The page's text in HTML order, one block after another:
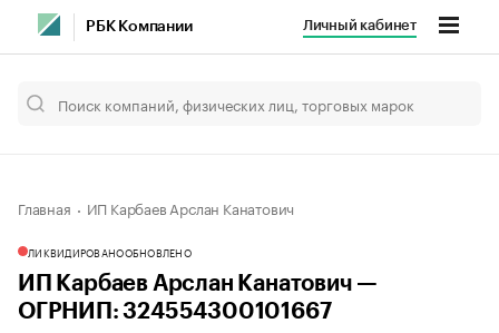
РБК Компании Личный кабинет
Главная ИП Карбаев Арслан Канатович
ЛИКВИДИРОВАНООБНОВЛЕНО
ИП Карбаев Арслан Канатович —
ОГРНИП: 324554300101667